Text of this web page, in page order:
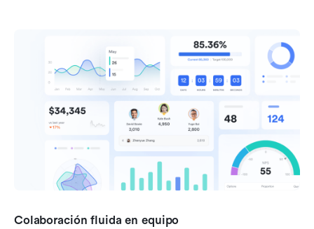
Colaboración fluida en equipo